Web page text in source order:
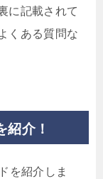
に記載されて
くある質問な
紹介！
を紹介しま